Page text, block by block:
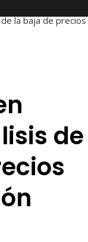
la baja de
de